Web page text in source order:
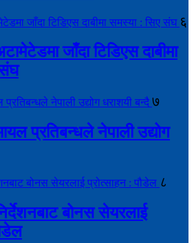
६
जाँदा टिडिएस दाबीमा
७
प्रतिबन्धले नेपाली उद्योग
८
बोनस सेयरलाई